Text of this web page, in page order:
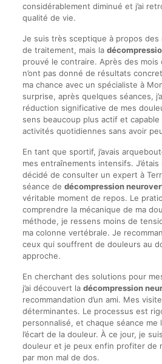
considérablement diminué et j’ai
qualité de vie.
Je suis très sceptique à propos des
de traitement, mais la
prouvé le contraire. Après des mois
n’ont pas donné de résultats
ma chance avec un spécialiste à
surprise, après quelques séances,
réduction significative de mes
sens beaucoup plus actif et
activités quotidiennes sans avoir
En tant que sportif, j’avais
mes entraînements intensifs. J’étais
décidé de consulter un expert à
séance de décompression
véritable moment de repos. Le
comprendre la mécanique de ma
méthode, je ressens moins de
ma colonne vertébrale. Je
ceux qui souffrent de douleurs au
approche.
En cherchant des solutions pour
j’ai découvert la décompression
recommandation d’un ami. Mes
déterminantes. Le processus est
personnalisé, et chaque séance me
l’écart de la douleur. À ce jour, je
douleur et je peux enfin profiter de
par mon mal de dos.